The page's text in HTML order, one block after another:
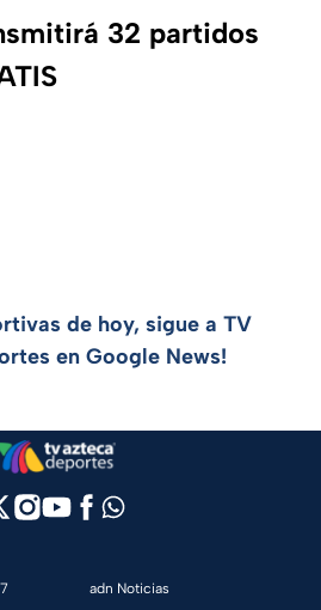
32 partidos
de hoy, sigue a TV
en Google News!
adn Noticias